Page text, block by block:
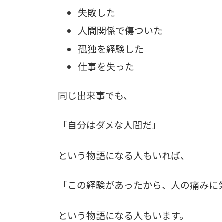
失敗した
人間関係で傷ついた
孤独を経験した
仕事を失った
同じ出来事でも、
「自分はダメな人間だ」
という物語になる人もいれば、
「この経験があったから、人の痛みに
という物語になる人もいます。